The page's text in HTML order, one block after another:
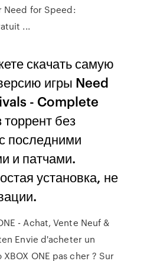
Need for Speed:
...
скачать самую
игры Need
- Complete
без
последними
и патчами.
установка, не
- Achat, Vente Neuf &
Envie d'acheter un
ONE pas cher ? Sur